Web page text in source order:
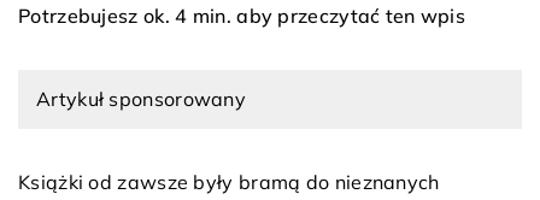
Potrzebujesz ok. 4 min. aby przeczytać ten wpis
Artykuł sponsorowany
Książki od zawsze były bramą do nieznanych